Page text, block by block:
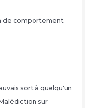
de comportement
sort à quelqu'un
sur